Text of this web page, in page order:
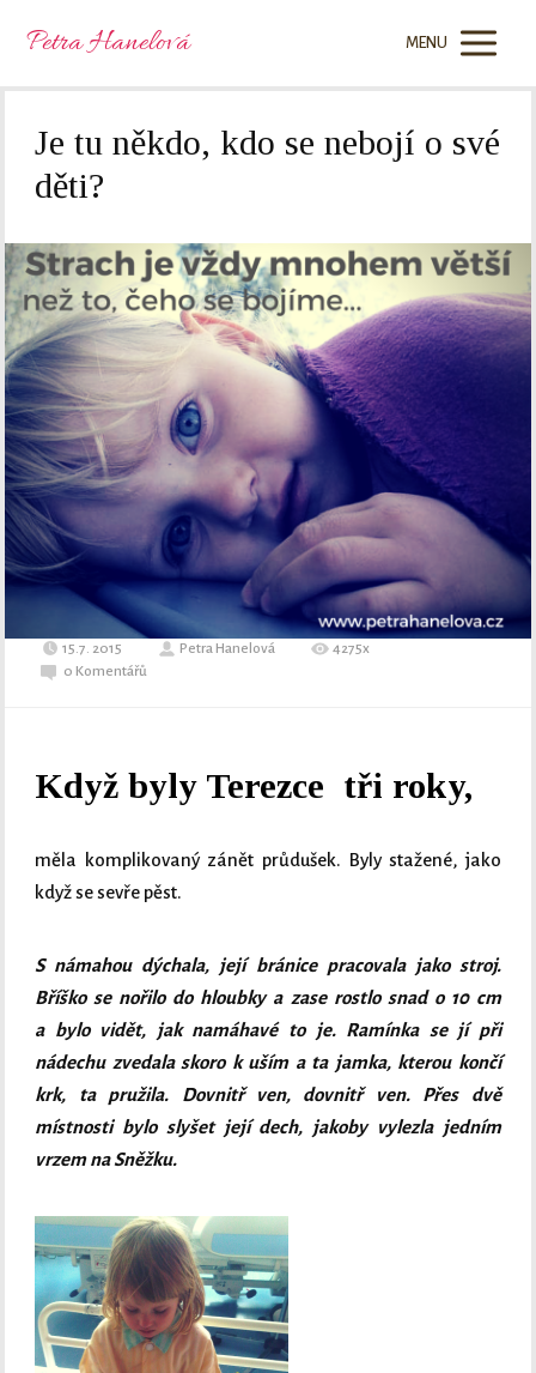
Petra Hanelová MENU
Je tu někdo, kdo se nebojí o své
děti?
15.7. 2015 Petra Hanelová
4275x
0 Komentářů
Když byly Terezce tři roky,
měla komplikovaný zánět průdušek. Byly stažené, jako
když se sevře pěst.
S námahou dýchala, její bránice pracovala jako stroj.
Bříško se nořilo do hloubky a zase rostlo snad o 10 cm
a bylo vidět, jak namáhavé to je. Ramínka se jí při
nádechu zvedala skoro k uším a ta jamka, kterou končí
krk, ta pružila. Dovnitř ven, dovnitř ven. Přes dvě
místnosti bylo slyšet její dech, jakoby vylezla jedním
vrzem na Sněžku.